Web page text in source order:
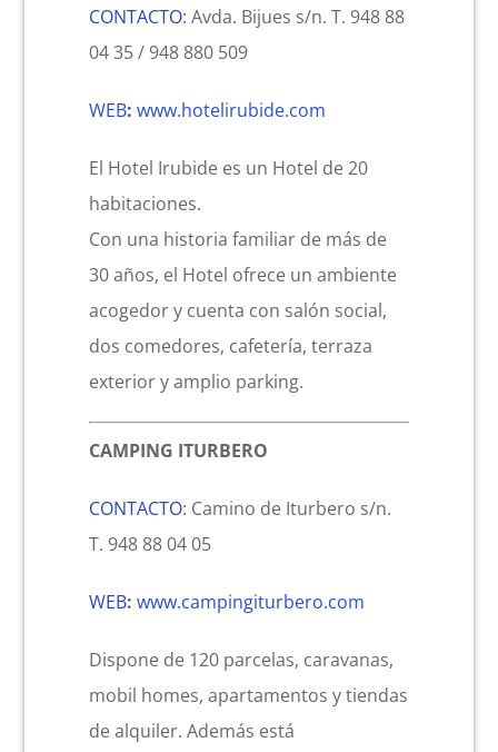
Actividad económica
Actualidad
Manc. Servicios Sociales
Contacto
CONTACTO: Avda. Bijues s/n. T. 948 88
04 35 / 948 880 509
WEB: www.hotelirubide.com
El Hotel Irubide es un Hotel de 20
habitaciones.
Con una historia familiar de más de
30 años, el Hotel ofrece un ambiente
acogedor y cuenta con salón social,
dos comedores, cafetería, terraza
exterior y amplio parking.
CAMPING ITURBERO
CONTACTO: Camino de Iturbero s/n.
T. 948 88 04 05
WEB: www.campingiturbero.com
Dispone de 120 parcelas, caravanas,
mobil homes, apartamentos y tiendas
de alquiler. Además está